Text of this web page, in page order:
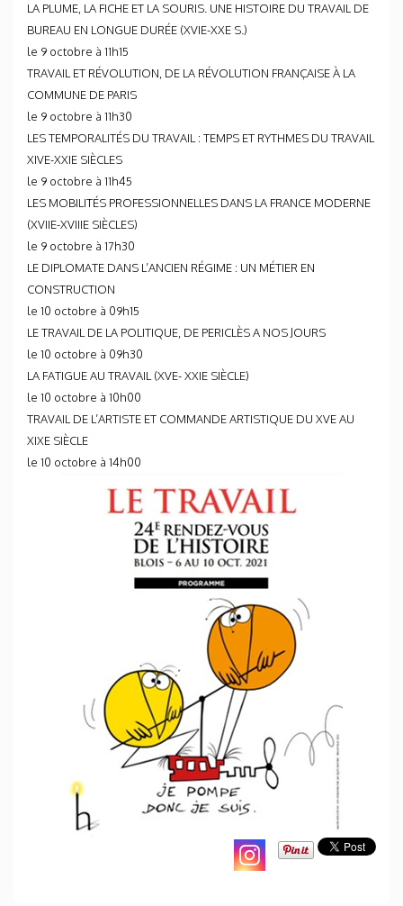
LA PLUME, LA FICHE ET LA SOURIS. UNE HISTOIRE DU TRAVAIL DE
BUREAU EN LONGUE DURÉE (XVIE-XXE S.)
le 9 octobre à 11h15
TRAVAIL ET RÉVOLUTION, DE LA RÉVOLUTION FRANÇAISE À LA
COMMUNE DE PARIS
le 9 octobre à 11h30
LES TEMPORALITÉS DU TRAVAIL : TEMPS ET RYTHMES DU TRAVAIL
XIVE-XXIE SIÈCLES
le 9 octobre à 11h45
LES MOBILITÉS PROFESSIONNELLES DANS LA FRANCE MODERNE
(XVIIE-XVIIIE SIÈCLES)
le 9 octobre à 17h30
LE DIPLOMATE DANS L’ANCIEN RÉGIME : UN MÉTIER EN
CONSTRUCTION
le 10 octobre à 09h15
LE TRAVAIL DE LA POLITIQUE, DE PERICLÈS A NOS JOURS
le 10 octobre à 09h30
LA FATIGUE AU TRAVAIL (XVE- XXIE SIÈCLE)
le 10 octobre à 10h00
TRAVAIL DE L’ARTISTE ET COMMANDE ARTISTIQUE DU XVE AU
XIXE SIÈCLE
le 10 octobre à 14h00